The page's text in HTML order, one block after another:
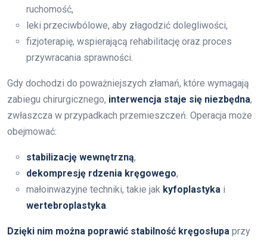
ruchomość,
leki przeciwbólowe, aby złagodzić dolegliwości,
fizjoterapię, wspierającą rehabilitację oraz proces
przywracania sprawności.
Gdy dochodzi do poważniejszych złamań, które wymagają
zabiegu chirurgicznego, interwencja staje się niezbędna,
zwłaszcza w przypadkach przemieszczeń. Operacja może
obejmować:
stabilizację wewnętrzną,
dekompresję rdzenia kręgowego,
małoinwazyjne techniki, takie jak kyfoplastyka i
wertebroplastyka.
Dzięki nim można poprawić stabilność kręgosłupa przy